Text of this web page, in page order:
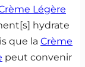
Légère
hydrate
que laCrème
peut convenir